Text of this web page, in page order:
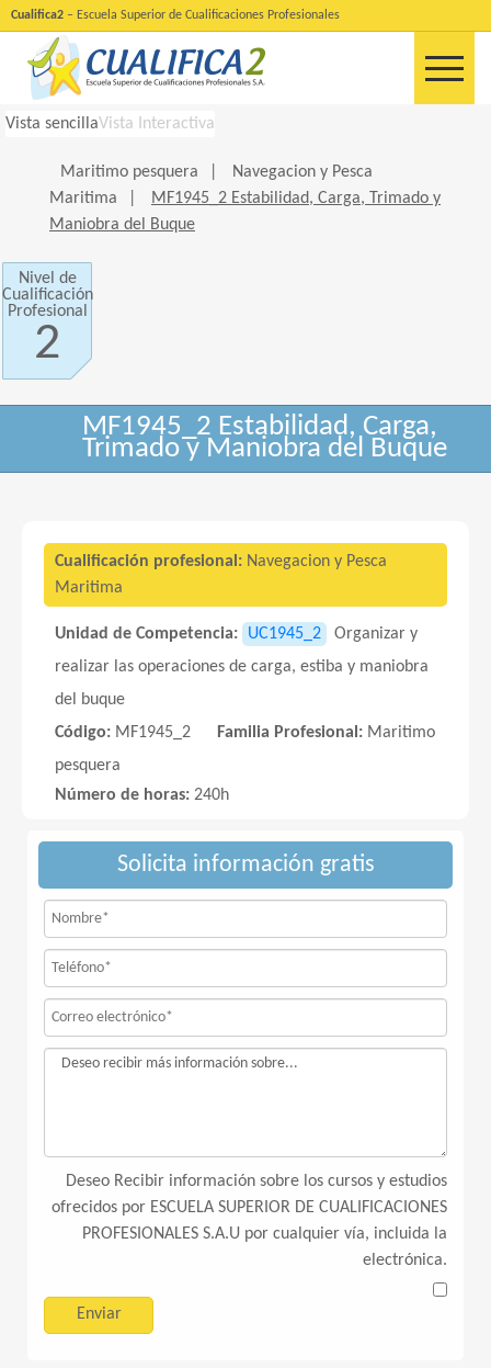
Cualifica2 – Escuela Superior de Cualificaciones Profesionales
Vista sencillaVista Interactiva
Maritimo pesquera
Navegacion y Pesca
Maritima
MF1945_2 Estabilidad, Carga, Trimado y
Maniobra del Buque
Nivel de
Cualificación
Profesional
2
MF1945_2 Estabilidad, Carga,
Trimado y Maniobra del Buque
Cualificación profesional: Navegacion y Pesca
Maritima
Unidad de Competencia: UC1945_2
Organizar y
realizar las operaciones de carga, estiba y maniobra
del buque
Código: MF1945_2 Familia Profesional: Maritimo
pesquera
Número de horas: 240h
Solicita información gratis
Deseo Recibir información sobre los cursos y estudios
ofrecidos por ESCUELA SUPERIOR DE CUALIFICACIONES
PROFESIONALES S.A.U por cualquier vía, incluida la
electrónica.